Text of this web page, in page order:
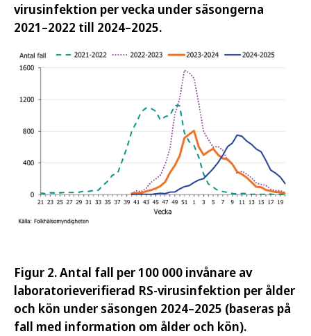
virusinfektion per vecka under säsongerna
2021–2022 till 2024–2025.
Figur 2. Antal fall per 100 000 invånare av
laboratorieverifierad RS-virusinfektion per ålder
och kön under säsongen 2024–2025 (baseras på
fall med information om ålder och kön).